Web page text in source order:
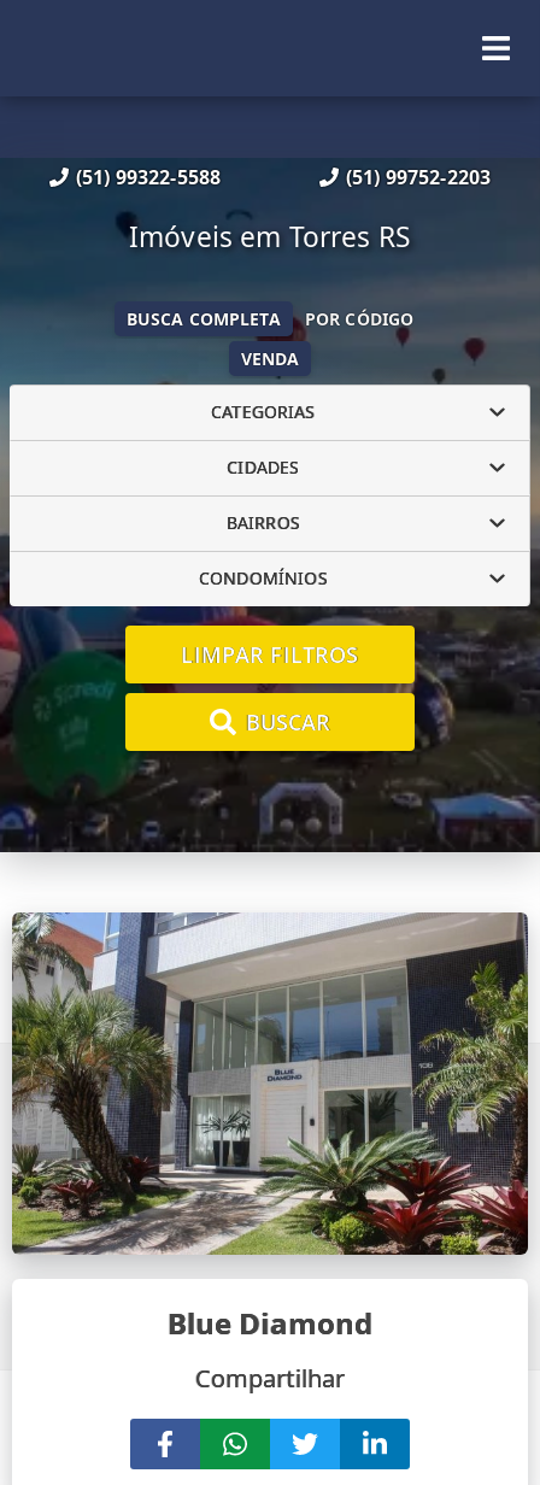
(51) 99322-5588 (51) 99752-2203
Imóveis em Torres RS
VENDA
BUSCA COMPLETA POR CÓDIGO
CATEGORIAS
CIDADES
BAIRROS
CONDOMÍNIOS
LIMPAR FILTROS
BUSCAR
Blue Diamond
Compartilhar